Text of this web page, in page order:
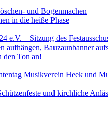
und Bogenmachen
in die heiße Phase
e.V. – Sitzung des
aufhängen, Bauzaunbanner
den Ton an!
Musikverein Heek und
und kirchliche